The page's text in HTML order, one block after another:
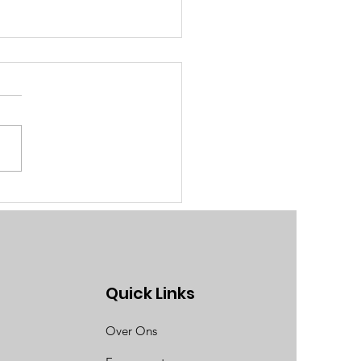
je in voor de Lions
Quick Links
Over Ons